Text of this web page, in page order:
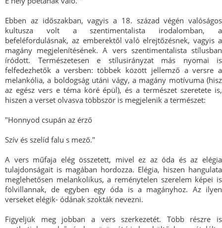
Ebben az időszakban, vagyis a 18. század végén valóságos
kultusza volt a szentimentalista irodalomban, a
befeléfordulásnak, az emberektől való elrejtőzésnek, vagyis a
magány megjelenítésének. A vers szentimentalista stílusban
íródott. Természetesen e stílusirányzat más nyomai is
felfedezhetők a versben: többek között jellemző a versre a
melankólia, a boldogság utáni vágy, a magány motívuma (hisz
az egész vers e téma köré épül), és a természet szeretete is,
hiszen a verset olvasva többször is megjelenik a természet:
"Honnyod csupán az érző
Szív és szelíd falu s mező."
A vers műfaja elég összetett, mivel ez az óda és az elégia
tulajdonságait is magában hordozza. Elégia, hiszen hangulata
meglehetősen melankolikus, a reménytelen szerelem képei is
fölvillannak, de egyben egy óda is a magányhoz. Az ilyen
verseket elégik- ódának szokták nevezni.
Figyeljük meg jobban a vers szerkezetét. Több részre is